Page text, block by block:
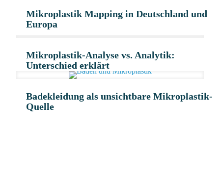
Mikroplastik Mapping in Deutschland und
Europa
Mikroplastik-Analyse vs. Analytik:
Unterschied erklärt
Badekleidung als unsichtbare Mikroplastik-
Quelle